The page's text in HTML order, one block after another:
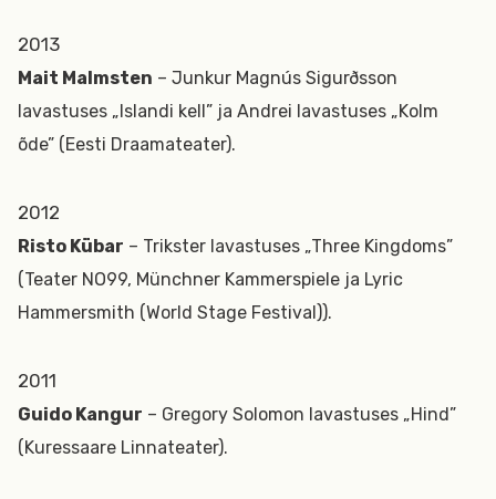
2013
Mait Malmsten – Junkur Magnús Sigurðsson
lavastuses „Islandi kell” ja Andrei lavastuses „Kolm
õde” (Eesti Draamateater).
2012
Risto Kübar – Trikster lavastuses „Three Kingdoms”
(Teater NO99, Münchner Kammerspiele ja Lyric
Hammersmith (World Stage Festival)).
2011
Guido Kangur – Gregory Solomon lavastuses „Hind”
(Kuressaare Linnateater).